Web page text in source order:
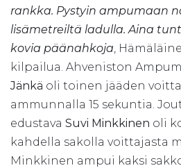
rankka. Pystyin ampumaan
lisämetreiltä ladulla. Aina
kovia päänahkoja ,
kilpailua. Ahveniston
Jänkä oli toinen jääden
ammunnalla 15 sekuntia.
edustava Suvi Minkkinen oli
kahdella sakolla voittajasta
Minkkinen ampui kaksi